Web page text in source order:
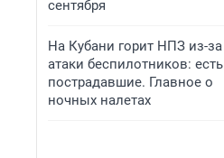
сентября
На Кубани горит НПЗ из-за
атаки беспилотников: есть
пострадавшие. Главное о
ночных налетах